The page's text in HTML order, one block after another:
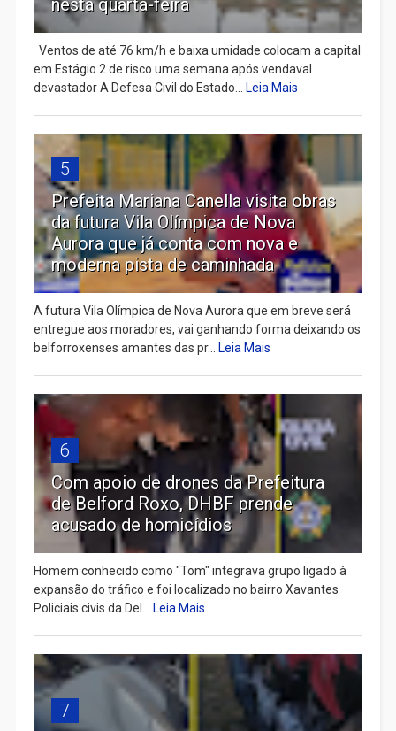
nesta quarta-feira
Ventos de até 76 km/h e baixa umidade colocam a capital
em Estágio 2 de risco uma semana após vendaval
devastador A Defesa Civil do Estado... Leia Mais
5
Prefeita Mariana Canella visita obras
da futura Vila Olímpica de Nova
Aurora que já conta com nova e
moderna pista de caminhada
A futura Vila Olímpica de Nova Aurora que em breve será
entregue aos moradores, vai ganhando forma deixando os
belforroxenses amantes das pr... Leia Mais
6
Com apoio de drones da Prefeitura
de Belford Roxo, DHBF prende
acusado de homicídios
Homem conhecido como "Tom" integrava grupo ligado à
expansão do tráfico e foi localizado no bairro Xavantes
Policiais civis da Del... Leia Mais
7